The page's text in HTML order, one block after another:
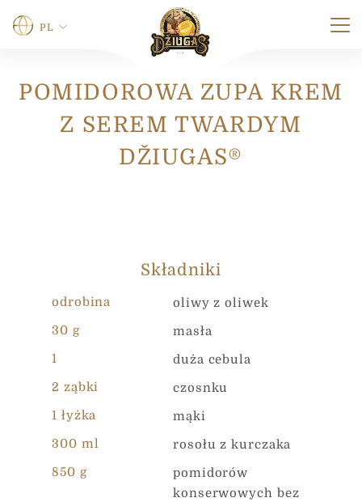
PL
POMIDOROWA ZUPA KREM
Z SEREM TWARDYM
DŽIUGAS®
Składniki
odrobina
oliwy z oliwek
30 g
masła
1
duża cebula
2 ząbki
czosnku
1 łyżka
mąki
300 ml
rosołu z kurczaka
850 g
pomidorów
konserwowych bez
N
Nazwa*
Wiadomość